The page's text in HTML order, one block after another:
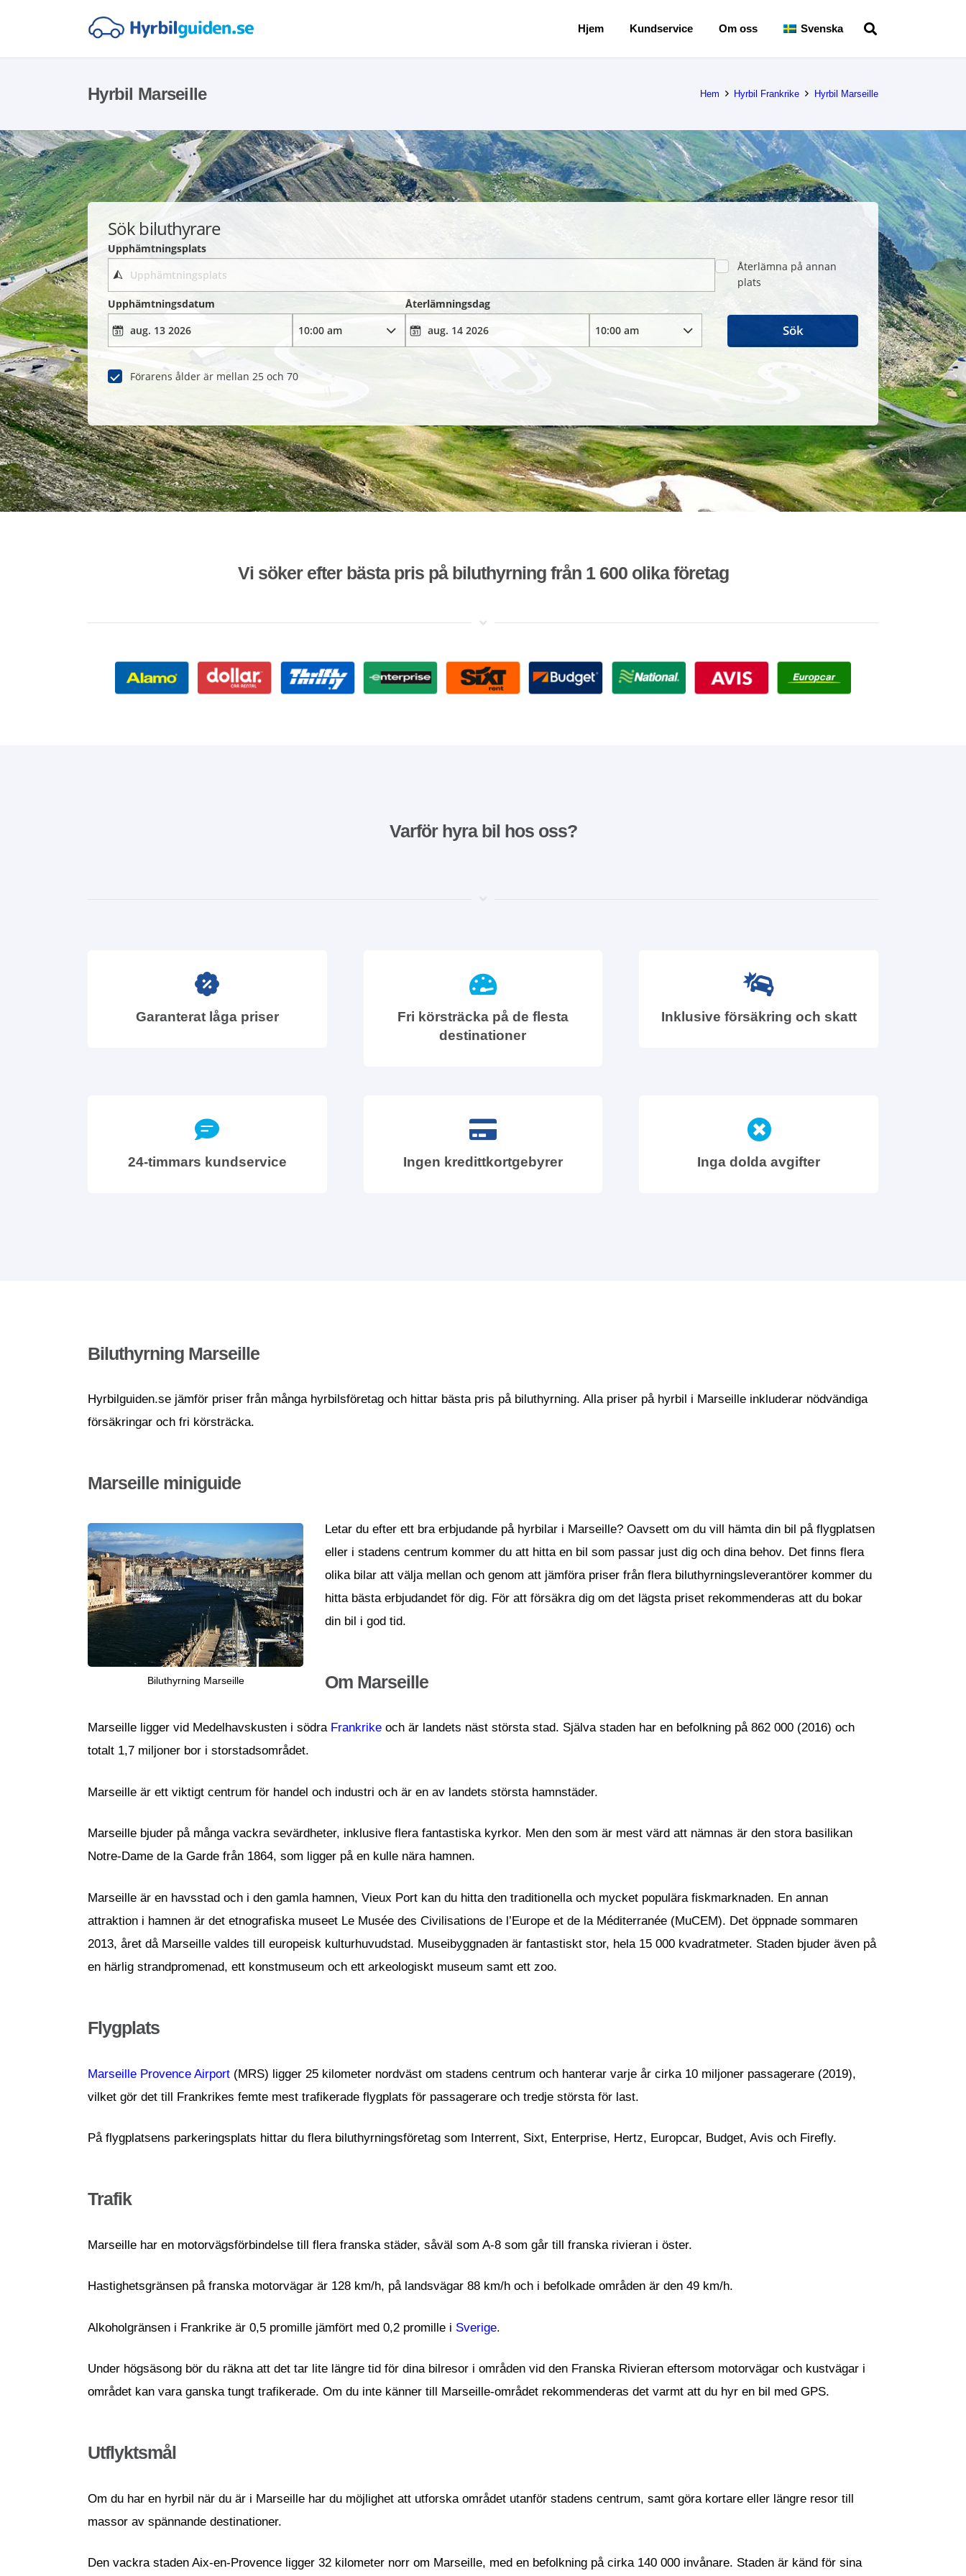
Hjem Kundservice Om oss Svenska
Hyrbil Marseille Hem Hyrbil Frankrike Hyrbil Marseille
Sök biluthyrare
Upphämtningsplats
Återlämna på annan
plats
Upphämtningsdatum
Återlämningsdag
Förarens ålder är mellan 25 och 70
Sök
Vi söker efter bästa pris på biluthyrning från 1 600 olika företag
Varför hyra bil hos oss?
Garanterat låga priser
Fri körsträcka på de flesta
destinationer
Inklusive försäkring och skatt
24-timmars kundservice Ingen kredittkortgebyrer Inga dolda avgifter
Biluthyrning Marseille
Hyrbilguiden.se jämför priser från många hyrbilsföretag och hittar bästa pris på biluthyrning. Alla priser på hyrbil i Marseille inkluderar nödvändiga
försäkringar och fri körsträcka.
Marseille miniguide
Biluthyrning Marseille
Letar du efter ett bra erbjudande på hyrbilar i Marseille? Oavsett om du vill hämta din bil på flygplatsen
eller i stadens centrum kommer du att hitta en bil som passar just dig och dina behov. Det finns flera
olika bilar att välja mellan och genom att jämföra priser från flera biluthyrningsleverantörer kommer du
hitta bästa erbjudandet för dig. För att försäkra dig om det lägsta priset rekommenderas att du bokar
din bil i god tid.
Om Marseille
Marseille ligger vid Medelhavskusten i södra Frankrike och är landets näst största stad. Själva staden har en befolkning på 862 000 (2016) och
totalt 1,7 miljoner bor i storstadsområdet.
Marseille är ett viktigt centrum för handel och industri och är en av landets största hamnstäder.
Marseille bjuder på många vackra sevärdheter, inklusive flera fantastiska kyrkor. Men den som är mest värd att nämnas är den stora basilikan
Notre-Dame de la Garde från 1864, som ligger på en kulle nära hamnen.
Marseille är en havsstad och i den gamla hamnen, Vieux Port kan du hitta den traditionella och mycket populära fiskmarknaden. En annan
attraktion i hamnen är det etnografiska museet Le Musée des Civilisations de l’Europe et de la Méditerranée (MuCEM). Det öppnade sommaren
2013, året då Marseille valdes till europeisk kulturhuvudstad. Museibyggnaden är fantastiskt stor, hela 15 000 kvadratmeter. Staden bjuder även på
en härlig strandpromenad, ett konstmuseum och ett arkeologiskt museum samt ett zoo.
Flygplats
Marseille Provence Airport (MRS) ligger 25 kilometer nordväst om stadens centrum och hanterar varje år cirka 10 miljoner passagerare (2019),
vilket gör det till Frankrikes femte mest trafikerade flygplats för passagerare och tredje största för last.
På flygplatsens parkeringsplats hittar du flera biluthyrningsföretag som Interrent, Sixt, Enterprise, Hertz, Europcar, Budget, Avis och Firefly.
Trafik
Marseille har en motorvägsförbindelse till flera franska städer, såväl som A-8 som går till franska rivieran i öster.
Hastighetsgränsen på franska motorvägar är 128 km/h, på landsvägar 88 km/h och i befolkade områden är den 49 km/h.
Alkoholgränsen i Frankrike är 0,5 promille jämfört med 0,2 promille i Sverige.
Under högsäsong bör du räkna att det tar lite längre tid för dina bilresor i områden vid den Franska Rivieran eftersom motorvägar och kustvägar i
området kan vara ganska tungt trafikerade. Om du inte känner till Marseille-området rekommenderas det varmt att du hyr en bil med GPS.
Utflyktsmål
Om du har en hyrbil när du är i Marseille har du möjlighet att utforska området utanför stadens centrum, samt göra kortare eller längre resor till
massor av spännande destinationer.
Den vackra staden Aix-en-Provence ligger 32 kilometer norr om Marseille, med en befolkning på cirka 140 000 invånare. Staden är känd för sina